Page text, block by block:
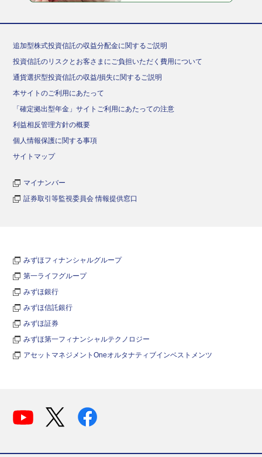
追加型株式投資信託の収益分配金に関するご説明
投資信託のリスクとお客さまにご負担いただく費用について
通貨選択型投資信託の収益/損失に関するご説明
本サイトのご利用にあたって
「確定拠出型年金」サイトご利用にあたっての注意
利益相反管理方針の概要
個人情報保護に関する事項
サイトマップ
マイナンバー
証券取引等監視委員会 情報提供窓口
みずほフィナンシャルグループ
第一ライフグループ
みずほ銀行
みずほ信託銀行
みずほ証券
みずほ第一フィナンシャルテクノロジー
アセットマネジメントOneオルタナティブインベストメンツ